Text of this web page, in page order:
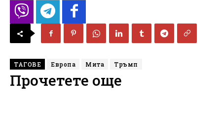
ТАГОВЕ Европа Мита Тръмп
Прочетете още